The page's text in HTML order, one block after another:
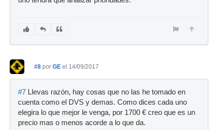
#8 por GE el 14/09/2017
#7 Llevas razón, hay cosas que no las he tomado en
cuenta como el DVS y demas. Como dices cada uno
elegira lo que mejor le venga, por 1700 € creo que es un
precio mas o menos acorde a lo que da.